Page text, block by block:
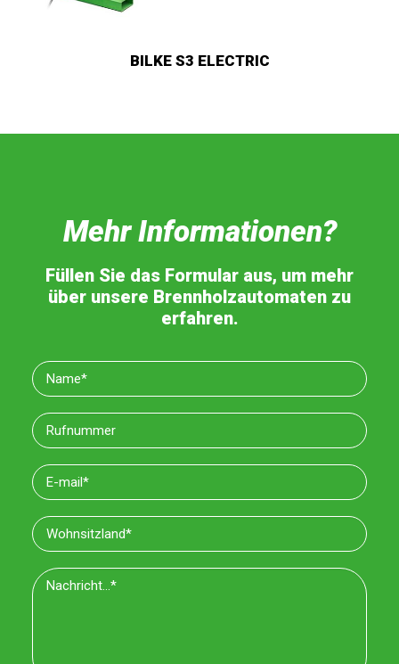
BILKE S3 ELECTRIC
Mehr Informationen?
Füllen Sie das Formular aus, um mehr
über unsere Brennholzautomaten zu
erfahren.